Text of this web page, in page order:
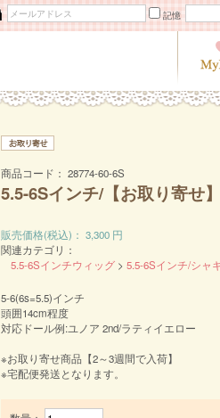
記憶
商品コード： 28774-60-6S
5.5-6Sインチ/【お取り寄せ
販売価格(税込)： 3,300円
関連カテゴリ：
5.5-6Sインチウィッグ >5.5-6Sインチ/シャ
5-6(6s=5.5)インチ
頭囲14cm程度
対応ドール例:ユノア 2nd/ラティイエロー
※お取り寄せ商品【2～3週間で入荷】
※宅配便発送となります。